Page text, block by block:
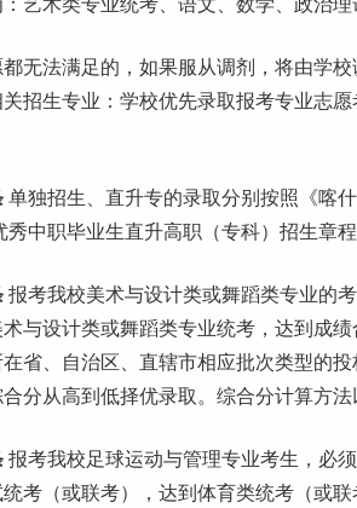
艺术类专业统考、语文、数学、政治理
都无法满足的，如果服从调剂，将由学
招生专业：学校优先录取报考专业志
单独招生、直升专的录取分别按照《喀
秀中职毕业生直升高职（专科）招生章
报考我校美术与设计类或舞蹈类专业的
与设计类或舞蹈类专业统考，达到成绩
省、自治区、直辖市相应批次类型的
合分从高到低择优录取。综合分计算方
报考我校足球运动与管理专业考生，必
考（或联考），达到体育类统考（或